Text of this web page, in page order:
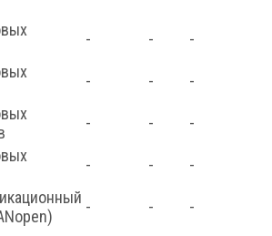
- -
-
- -
-
- -
-
- - -
- - -